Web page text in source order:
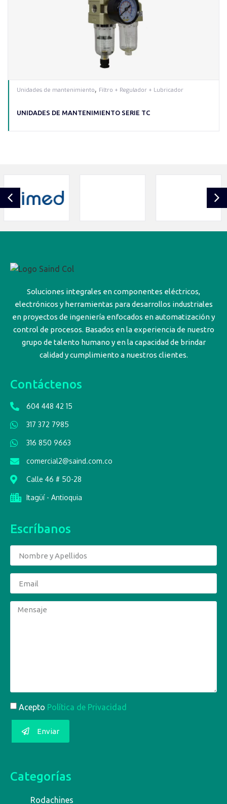
Unidades de mantenimiento, Filtro + Regulador + Lubricador
UNIDADES DE MANTENIMIENTO SERIE TC
Soluciones integrales en componentes eléctricos,
electrónicos y herramientas para desarrollos industriales
en proyectos de ingeniería enfocados en automatización y
control de procesos. Basados en la experiencia de nuestro
grupo de talento humano y en la capacidad de brindar
calidad y cumplimiento a nuestros clientes.
Contáctenos
604 448 42 15
317 372 7985
316 850 9663
comercial2@saind.com.co
Calle 46 # 50-28
Itagüí - Antioquia
Escríbanos
Acepto Política de Privacidad
Enviar
Categorías
Rodachines